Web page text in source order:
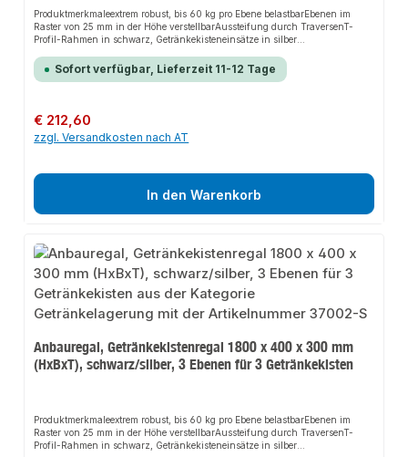
Produktmerkmaleextrem robust, bis 60 kg pro Ebene belastbarEbenen im
Raster von 25 mm in der Höhe verstellbarAussteifung durch TraversenT-
Profil-Rahmen in schwarz, Getränkekisteneinsätze in silber
werdenBeschreibungübersichtliche Lagerung unterschiedlicher
KistenGetränkeflaschen einzeln entnehmbarschneller Aufbau durch
Sofort verfügbar, Lieferzeit 11-12 Tage
Regulärer Preis:
€ 212,60
zzgl. Versandkosten nach AT
In den Warenkorb
Anbauregal, Getränkekistenregal 1800 x 400 x 300 mm
(HxBxT), schwarz/silber, 3 Ebenen für 3 Getränkekisten
Produktmerkmaleextrem robust, bis 60 kg pro Ebene belastbarEbenen im
Raster von 25 mm in der Höhe verstellbarAussteifung durch TraversenT-
Profil-Rahmen in schwarz, Getränkekisteneinsätze in silber